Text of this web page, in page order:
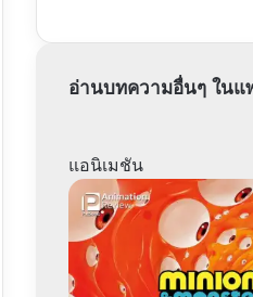
อ่านบทความอื่นๆ ในแ
แอนิเมชัน